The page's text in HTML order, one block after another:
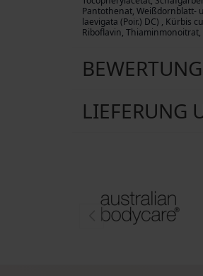
Pantothenat, Weißdornblatt-
laevigata (Poir.) DC) , Kürbis
Riboflavin,
LIEFERUNG